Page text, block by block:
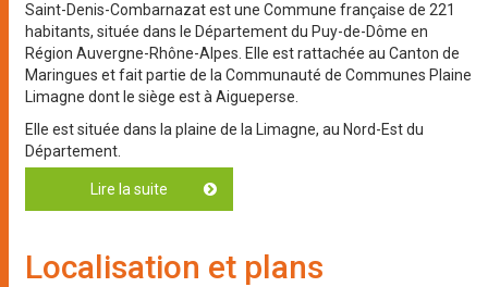
Saint-Denis-Combarnazat est une Commune française de 221
habitants, située dans le Département du Puy-de-Dôme en
Région Auvergne-Rhône-Alpes. Elle est rattachée au Canton de
Maringues et fait partie de la Communauté de Communes Plaine
Limagne dont le siège est à Aigueperse.
Elle est située dans la plaine de la Limagne, au Nord-Est du
Département.
Lire la suite de Portrait de la Commune
Localisation et plans